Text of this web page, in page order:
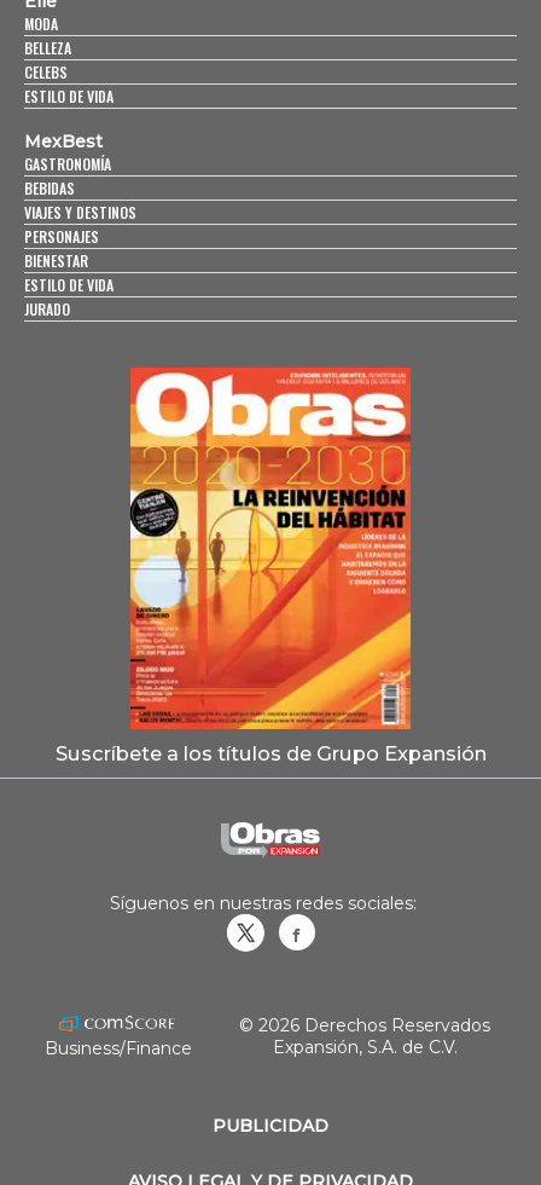
MODA
BELLEZA
CELEBS
ESTILO DE VIDA
MexBest
GASTRONOMÍA
BEBIDAS
VIAJES Y DESTINOS
PERSONAJES
BIENESTAR
ESTILO DE VIDA
JURADO
Suscríbete a los títulos de Grupo Expansión
PUBLICIDAD
Síguenos en nuestras redes sociales:
Business/Finance
© 2026 Derechos Reservados
Expansión, S.A. de C.V.